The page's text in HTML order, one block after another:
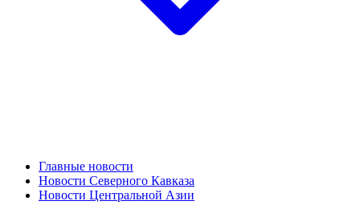
Главные новости
Новости Северного Кавказа
Новости Центральной Азии